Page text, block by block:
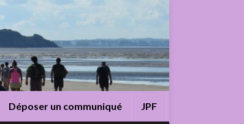
Déposer un communiqué JPF